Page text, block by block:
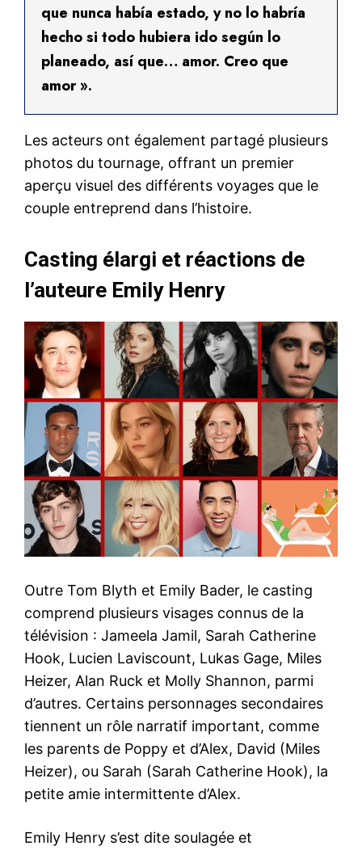
que nunca había estado, y no lo habría
hecho si todo hubiera ido según lo
planeado, así que… amor. Creo que
amor ».
Les acteurs ont également partagé plusieurs
photos du tournage, offrant un premier
aperçu visuel des différents voyages que le
couple entreprend dans l’histoire.
Casting élargi et réactions de
l’auteure Emily Henry
Outre Tom Blyth et Emily Bader, le casting
comprend plusieurs visages connus de la
télévision : Jameela Jamil, Sarah Catherine
Hook, Lucien Laviscount, Lukas Gage, Miles
Heizer, Alan Ruck et Molly Shannon, parmi
d’autres. Certains personnages secondaires
tiennent un rôle narratif important, comme
les parents de Poppy et d’Alex, David (Miles
Heizer), ou Sarah (Sarah Catherine Hook), la
petite amie intermittente d’Alex.
Emily Henry s’est dite soulagée et